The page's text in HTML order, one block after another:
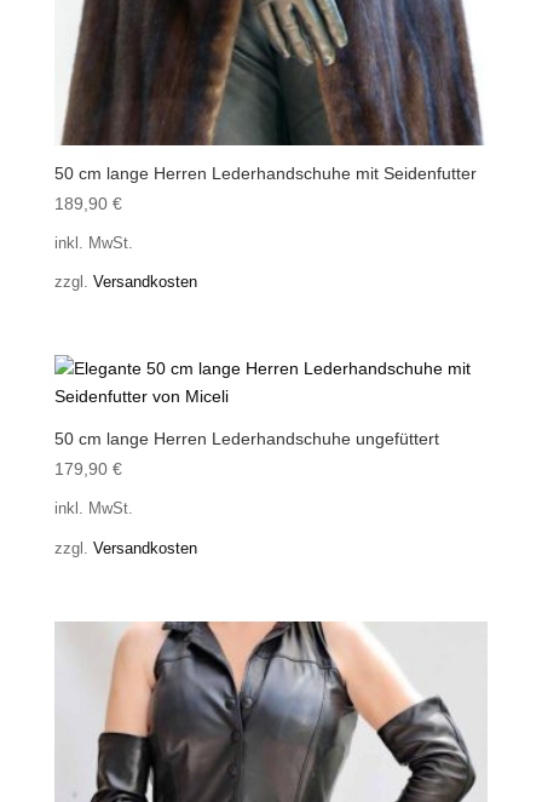
50 cm lange Herren Lederhandschuhe mit Seidenfutter
189,90 €
inkl. MwSt.
zzgl. Versandkosten
50 cm lange Herren Lederhandschuhe ungefüttert
179,90 €
inkl. MwSt.
zzgl. Versandkosten